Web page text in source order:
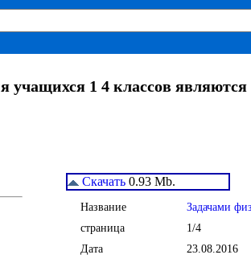
учащихся 1 4 классов являются
Скачать 0.93 Mb.
Название
Задачами
страница
1/4
Дата
23.08.2016